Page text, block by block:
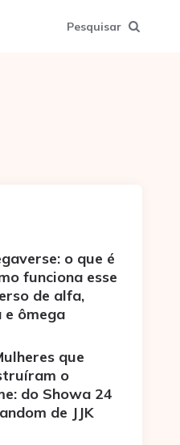
Pesquisar
o que é
funciona esse
de alfa,
e ômega
que
o
do Showa 24
de JJK